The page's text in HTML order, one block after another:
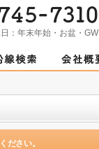
： 年末年始・お盆・GW
ださい。